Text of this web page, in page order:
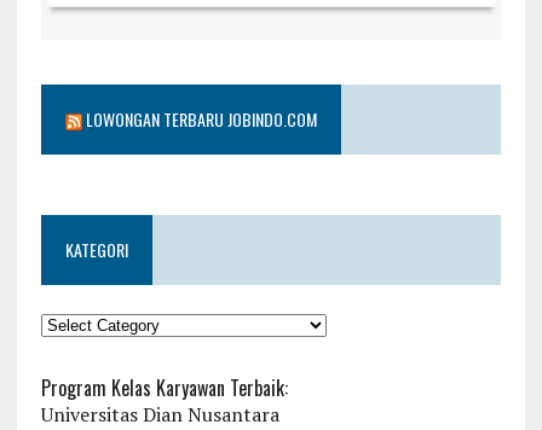
LOWONGAN TERBARU JOBINDO.COM
KATEGORI
KATEGORI
Program Kelas Karyawan Terbaik:
Universitas Dian Nusantara